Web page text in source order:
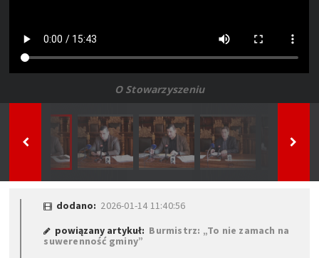
O Stowarzyszeniu
dodano: 2026-01-14 11:40:56
powiązany artykuł: Burmistrz: „To nie zamach na
suwerenność gminy”